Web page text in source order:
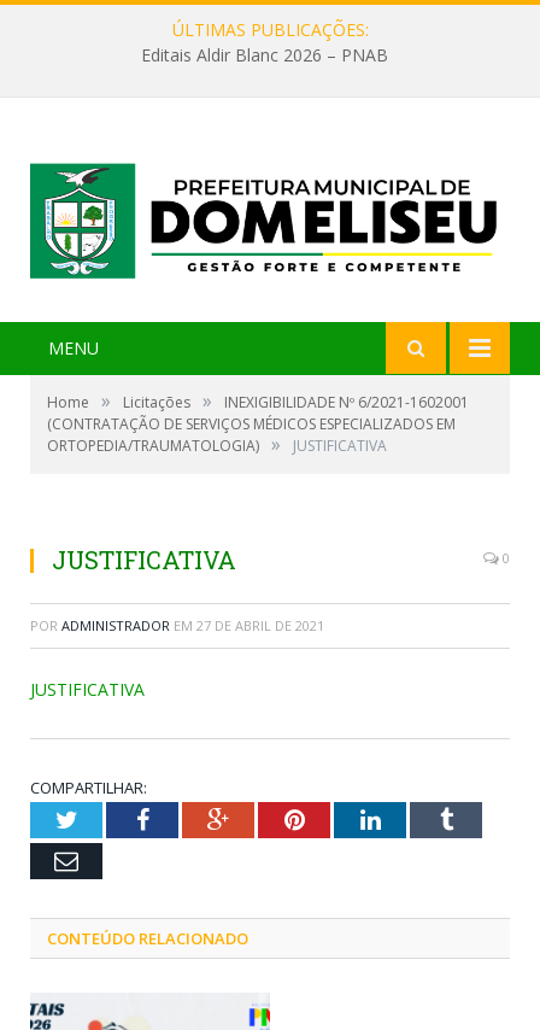
ÚLTIMAS PUBLICAÇÕES:
Editais Aldir Blanc 2026 – PNAB
MENU
Home » Licitações »
INEXIGIBILIDADE Nº 6/2021-1602001
(CONTRATAÇÃO DE SERVIÇOS MÉDICOS ESPECIALIZADOS EM
ORTOPEDIA/TRAUMATOLOGIA) » JUSTIFICATIVA
JUSTIFICATIVA 0
POR ADMINISTRADOR EM 27 DE ABRIL DE 2021
JUSTIFICATIVA
COMPARTILHAR:
TwitterFacebookGoogle+PinterestLinkedInTumblr
Email
CONTEÚDO RELACIONADO